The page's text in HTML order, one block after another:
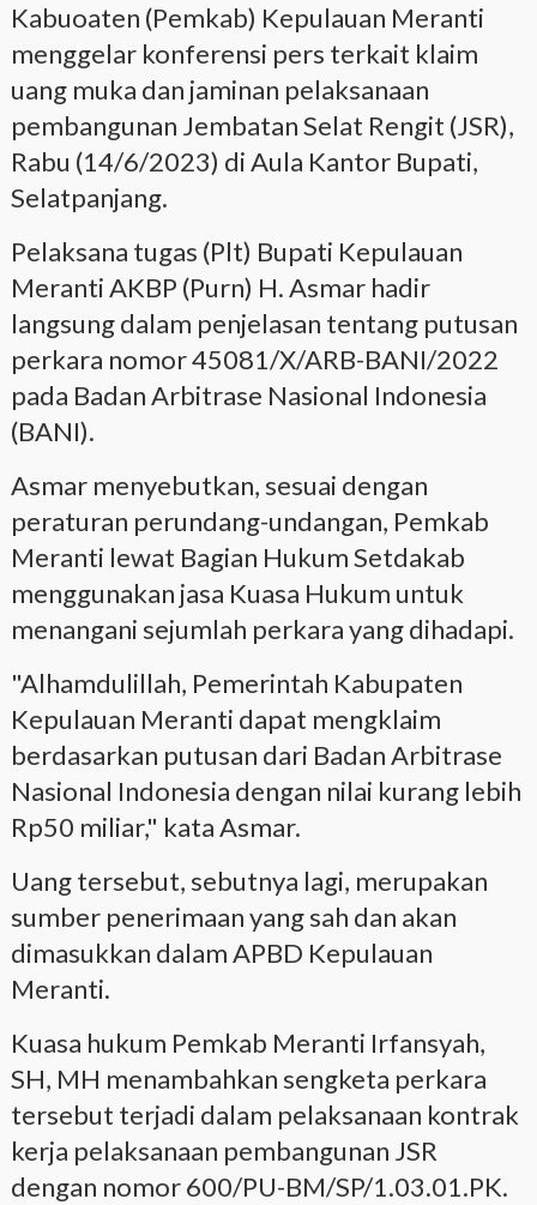
Kabuoaten (Pemkab) Kepulauan Meranti
menggelar konferensi pers terkait klaim
uang muka dan jaminan pelaksanaan
pembangunan Jembatan Selat Rengit (JSR),
Rabu (14/6/2023) di Aula Kantor Bupati,
Selatpanjang.
Pelaksana tugas (Plt) Bupati Kepulauan
Meranti AKBP (Purn) H. Asmar hadir
langsung dalam penjelasan tentang putusan
perkara nomor 45081/X/ARB-BANI/2022
pada Badan Arbitrase Nasional Indonesia
(BANI).
Asmar menyebutkan, sesuai dengan
peraturan perundang-undangan, Pemkab
Meranti lewat Bagian Hukum Setdakab
menggunakan jasa Kuasa Hukum untuk
menangani sejumlah perkara yang dihadapi.
"Alhamdulillah, Pemerintah Kabupaten
Kepulauan Meranti dapat mengklaim
berdasarkan putusan dari Badan Arbitrase
Nasional Indonesia dengan nilai kurang lebih
Rp50 miliar," kata Asmar.
Uang tersebut, sebutnya lagi, merupakan
sumber penerimaan yang sah dan akan
dimasukkan dalam APBD Kepulauan
Meranti.
Kuasa hukum Pemkab Meranti Irfansyah,
SH, MH menambahkan sengketa perkara
tersebut terjadi dalam pelaksanaan kontrak
kerja pelaksanaan pembangunan JSR
dengan nomor 600/PU-BM/SP/1.03.01.PK.